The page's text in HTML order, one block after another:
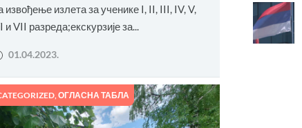
извођење излета за ученике I, II, III, IV, V,
и VII разреда;екскурзије за...
01.04.2023.
,ОГЛАСНА ТАБЛА